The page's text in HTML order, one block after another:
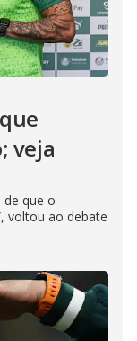
veja
de que o
voltou ao debate